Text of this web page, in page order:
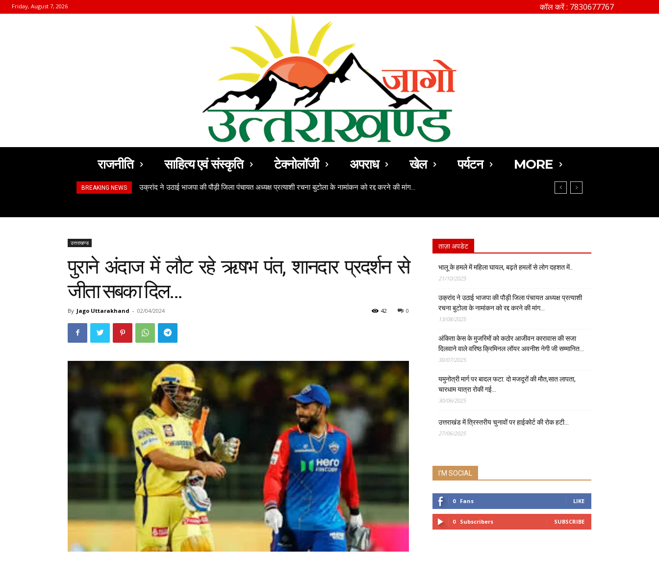
Friday, August 7, 2026 कॉल करें : 7830677767
राजनीति साहित्य एवं संस्कृति टेक्नोलॉजी अपराध खेल पर्यटन MORE
BREAKING NEWS उक्रांद ने उठाई भाजपा की पौड़ी जिला पंचायत अध्यक्ष प्रत्याशी रचना बुटोला के नामांकन को रद्द करने की मांग…
उत्तराखण्ड
पुराने अंदाज में लौट रहे ऋषभ पंत, शानदार प्रदर्शन से
जीता सबका दिल…
By Jago Uttarakhand - 02/04/2024 0
42
ताज़ा अपडेट
भालू के हमले में महिला घायल, बढ़ते हमलों से लोग दहशत में..
21/10/2025
उक्रांद ने उठाई भाजपा की पौड़ी जिला पंचायत अध्यक्ष प्रत्याशी
रचना बुटोला के नामांकन को रद्द करने की मांग…
13/08/2025
अंकिता केस के मुजरिमों को कठोर आजीवन कारावास की सजा
दिलवाने वाले वरिष्ठ क्रिमिनल लॉयर अवनीश नेगी जी सम्मानित…
30/07/2025
यमुनोत्री मार्ग पर बादल फटा: दो मजदूरों की मौत,सात लापता,
चारधाम यात्रा रोकी गई…
30/06/2025
उत्तराखंड में त्रिस्तरीय चुनावों पर हाईकोर्ट की रोक हटी…
27/06/2025
I'M SOCIAL
0 Fans LIKE
0 Subscribers SUBSCRIBE